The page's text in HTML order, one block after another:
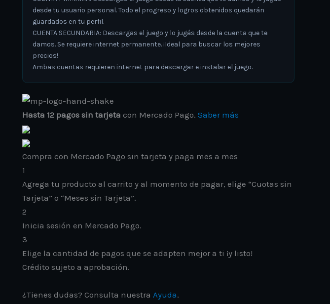
desde tu usuario personal. Todo el progreso y logros obtenidos quedarán
guardados en tu perfil.
CUENTA SECUNDARIA: Descargas el juego y lo jugás desde la cuenta que te
damos. Se requiere internet permanente. ¡Ideal para buscar los mejores
precios!
Ambas cuentas requieren internet para descargar e instalar el juego.
Hasta 12 pagos sin tarjeta con Mercado Pago. Saber más
Compra con Mercado Pago sin tarjeta y paga mes a mes
1
Agrega tu producto al carrito y al momento de pagar, elige “Cuotas sin
Tarjeta” o “Meses sin Tarjeta”.
2
Inicia sesión en Mercado Pago.
3
Elige la cantidad de pagos que se adapten mejor a ti ¡y listo!
Crédito sujeto a aprobación.
¿Tienes dudas? Consulta nuestra Ayuda.